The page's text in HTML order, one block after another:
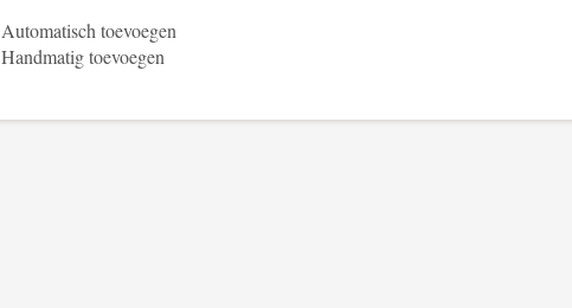
Automatisch toevoegen
Handmatig toevoegen